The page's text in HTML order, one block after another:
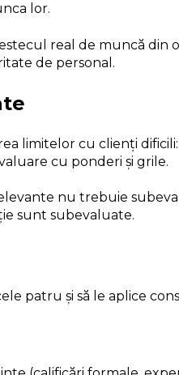
lor.
real de muncă din
de personal.
limitelor cu clienți
cu ponderi și grile.
nu trebuie
sunt subevaluate.
patru și să le aplice